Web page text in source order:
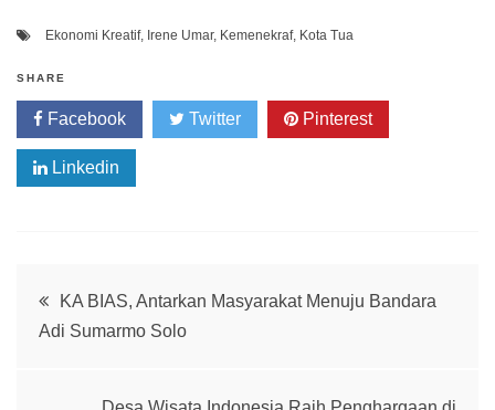
Ekonomi Kreatif, Irene Umar, Kemenekraf, Kota Tua
SHARE
Facebook Twitter Pinterest
Linkedin
PostKA BIAS, Antarkan Masyarakat Menuju Bandara
Adi Sumarmo Solo